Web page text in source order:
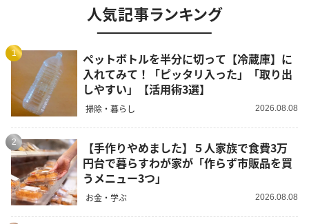
人気記事ランキング
1
ペットボトルを半分に切って【冷蔵庫】に
入れてみて！「ピッタリ入った」「取り出
しやすい」【活用術3選】
掃除・暮らし 2026.08.08
2
【手作りやめました】５人家族で食費3万
円台で暮らすわが家が「作らず市販品を買
うメニュー3つ」
お金・学ぶ 2026.08.08